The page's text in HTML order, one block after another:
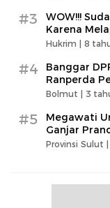
#3
WOW!!!
Karena
Hukrim | 8
#4
Banggar
Ranperda
Bolmut | 3
#5
Megawati
Ganjar
Provinsi Sulut |